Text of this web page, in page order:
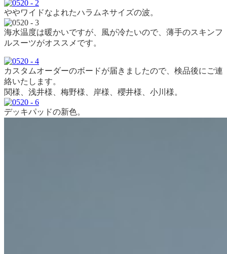
ややワイドなよれたハラムネサイズの波。
海水温度は暖かいですが、風が冷たいので、薄手のスキンフ
ルスーツがオススメです。
カスタムオーダーのボードが届きましたので、検品後にご連
絡いたします。
関様、浅井様、梅野様、岸様、櫻井様、小川様。
デッキパッドの新色。